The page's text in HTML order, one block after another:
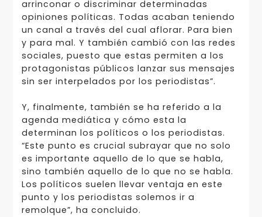
arrinconar o discriminar determinadas
opiniones políticas. Todas acaban teniendo
un canal a través del cual aflorar. Para bien
y para mal. Y también cambió con las redes
sociales, puesto que estas permiten a los
protagonistas públicos lanzar sus mensajes
sin ser interpelados por los periodistas”.
Y, finalmente, también se ha referido a la
agenda mediática y cómo esta la
determinan los políticos o los periodistas.
“Este punto es crucial subrayar que no solo
es importante aquello de lo que se habla,
sino también aquello de lo que no se habla.
Los políticos suelen llevar ventaja en este
punto y los periodistas solemos ir a
remolque”, ha concluido.